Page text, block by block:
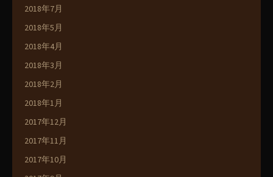
2018年7月
2018年5月
2018年4月
2018年3月
2018年2月
2018年1月
2017年12月
2017年11月
2017年10月